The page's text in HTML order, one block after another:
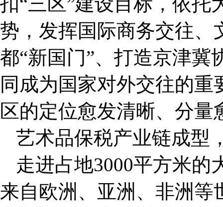
势，发挥国际商务交往、
都“新国门”、打造京津冀
同成为国家对外交往的
区的定位愈发清晰、分量
艺术品保税产业链成型
走进占地3000平方米的
来自欧洲、亚洲、非洲等